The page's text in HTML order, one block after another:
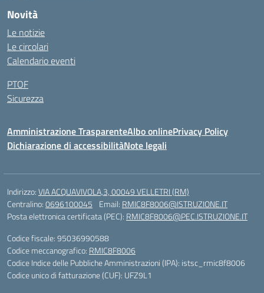
Novità
Le notizie
Le circolari
Calendario eventi
PTOF
Sicurezza
Amministrazione TrasparenteAlbo onlinePrivacy Policy
Dichiarazione di accessibilitàNote legali
Indirizzo:VIA ACQUAVIVOLA,3, 00049 VELLETRI (RM)
Centralino:0696100045 Email: RMIC8F8006@ISTRUZIONE.IT
Posta elettronica certificata (PEC): RMIC8F8006@PEC.ISTRUZIONE.IT
Codice fiscale: 95036990588
Codice meccanografico: RMIC8F8006
Codice Indice delle Pubbliche Amministrazioni (IPA): istsc_rmic8f8006
Codice unico di fatturazione (CUF): UFZ9L1